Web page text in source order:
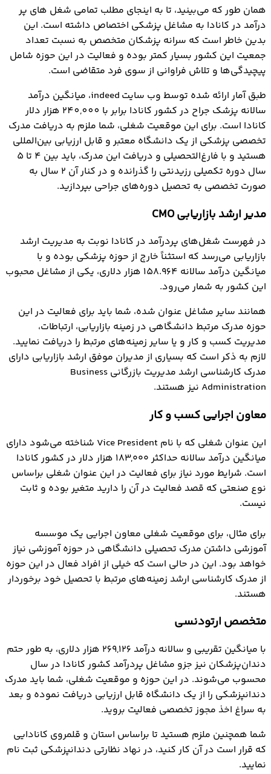
همان طور که می‌بینید، تا به اینجای مطلب تمامی شغل های پر
درآمد در کانادا به مشاغل پزشکی اختصاص داشته است. این
بدین خاطر است که سرانه پزشکان متخصص به نسبت تعداد
جمعیت این کشور بسیار کمتر بوده و فعالیت در این حوزه شامل
پیچیدگی‌ها و تلاش فراوانی از سوی فرد متقاضی است.
طبق آمار ارائه شده توسط وب سایت indeed، میانگین درآمد
سالانه پزشک جراح در کشور کانادا برابر با 240,000 هزار دلار
کانادا است. برای این موقعیت شغلی، شما ملزم به دریافت مدرک
تخصصی پزشکی از یک دانشگاه معتبر و قابل ارزیابی بین‌المللی
هستید و با فارغ‌التحصیلی و دریافت این مدرک، باید بین 4 تا 5
سال دوره تکمیلی رزیدنتی را گذرانده و در کنار آن 2 سال به
صورت تخصصی به تحصیل دوره‌های جراحی بپردازید.
مدیر ارشد بازاریابی CMO
در فهرست شغل‌های پردرآمد در کانادا نوبت به مدیریت ارشد
بازاریابی می‌رسد که استثناً خارج از حوزه پزشکی بوده و با
میانگین درآمد سالانه 158.964 هزار دلاری، یکی از مشاغل محبوب
این کشور به شمار می‌رود.
همانند سایر مشاغل عنوان شده، شما باید برای فعالیت در این
حوزه مدرک مرتبط دانشگاهی در زمینه بازاریابی، ارتباطات،
مدیریت کسب و کار و یا سایر زمینه‌های مرتبط را دریافت نمایید.
لازم به ذکر است که بسیاری از مدیران موفق ارشد بازاریابی دارای
مدرک کارشناسی ارشد مدیریت بازرگانی Business
Administration نیز هستند.
معاون اجرایی کسب و کار
این عنوان شغلی که با نام Vice President شناخته می‌شود دارای
میانگین درآمد سالانه حداکثر ۱۸۳,۰۰۰ هزار دلار در کشور کانادا
است. شرایط مورد نیاز برای فعالیت در این عنوان شغلی براساس
نوع صنعتی که قصد فعالیت در آن را دارید متغیر بوده و ثابت
نیست.
برای مثال، برای موقعیت شغلی معاون اجرایی یک موسسه
آموزشی داشتن مدرک تحصیلی دانشگاهی در حوزه آموزشی نیاز
خواهد بود. این در حالی است که خیلی از افراد فعال در این حوزه
از مدرک کارشناسی ارشد زمینه‌های مرتبط با تحصیل خود برخوردار
هستند.
متخصص ارتودنسی
با میانگین تقریبی و سالانه درآمد 269,126 هزار دلاری، به طور حتم
دندان‌پزشکان نیز جزو مشاغل پردرآمد کشور کانادا در سال
محسوب می‌شوند. در این حوزه و موقعیت شغلی، شما باید مدرک
دندانپزشکی را از یک دانشگاه قابل ارزیابی دریافت نموده و بعد
به سراغ اخذ مجوز تخصصی فعالیت بروید.
شما همچنین ملزم هستید تا براساس استان و قلمروی کانادایی
که قرار است در آن کار کنید، در نهاد نظارتی دندانپزشکی ثبت نام
نمایید.